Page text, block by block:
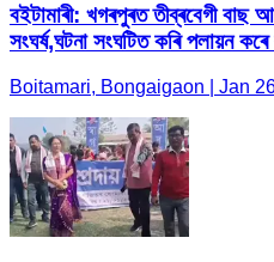
বইটামাৰী: খগৰপুৰত তীব্ৰবেগী বাছ
সংঘৰ্ষ,ঘটনা সংঘটিত কৰি পলায়ন
Boitamari, Bongaigaon | Jan